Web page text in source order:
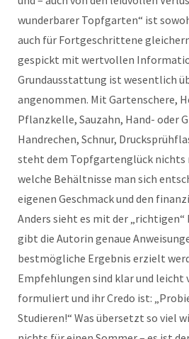
wunderbarer Topfgarten“ ist
auch für Fortgeschrittene
gespickt mit wertvollen
Grundausstattung ist wesentlich
angenommen. Mit Gartenschere,
Pflanzkelle, Sauzahn, Hand- oder
Handrechen, Schnur,
steht dem Topfgartenglück nichts
welche Behältnisse man sich
eigenen Geschmack und den
Anders sieht es mit der „richtigen“
gibt die Autorin genaue
bestmögliche Ergebnis erzielt
Empfehlungen sind klar und leicht
formuliert und ihr Credo ist:
Studieren!“ Was übersetzt so viel